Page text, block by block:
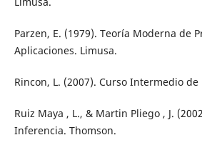
Parzen, E. (1979). Teoría Moderna de
Aplicaciones. Limusa.
Rincon, L. (2007). Curso Intermedio
Ruiz Maya , L., & Martin Pliego , J.
Inferencia. Thomson.